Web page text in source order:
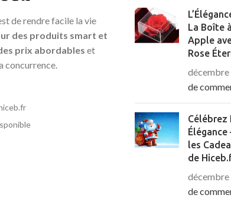
€
19.99€15.50
€
de rendre facile la vie
des produits smart et
prix abordables et
concurrence.
La Boîte
Apple
Rose
décembre
de
Célébrez
Élégance
les
de
décembre
de